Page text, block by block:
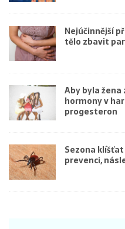
Nejúčinnější
tělo zbavit
Aby byla
hormony v
progesteron
Sezona
prevenci,